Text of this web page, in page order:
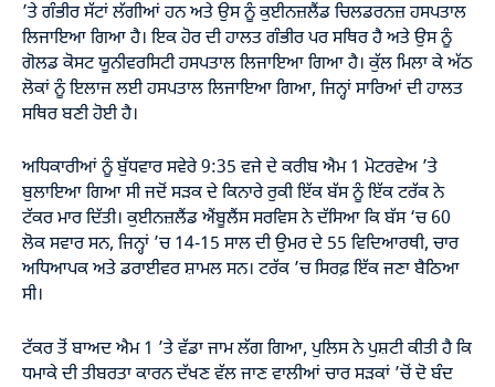
’ਤੇ ਗੰਭੀਰ ਸੱਟਾਂ ਲੱਗੀਆਂ ਹਨ ਅਤੇ ਉਸ ਨੂੰ ਕੁਈਨਜ਼ਲੈਂਡ ਚਿਲਡਰਨਜ਼ ਹਸਪਤਾਲ
ਲਿਜਾਇਆ ਗਿਆ ਹੈ। ਇਕ ਹੋਰ ਦੀ ਹਾਲਤ ਗੰਭੀਰ ਪਰ ਸਥਿਰ ਹੈ ਅਤੇ ਉਸ ਨੂੰ
ਗੋਲਡ ਕੋਸਟ ਯੂਨੀਵਰਸਿਟੀ ਹਸਪਤਾਲ ਲਿਜਾਇਆ ਗਿਆ ਹੈ। ਕੁੱਲ ਮਿਲਾ ਕੇ ਅੱਠ
ਲੋਕਾਂ ਨੂੰ ਇਲਾਜ ਲਈ ਹਸਪਤਾਲ ਲਿਜਾਇਆ ਗਿਆ, ਜਿਨ੍ਹਾਂ ਸਾਰਿਆਂ ਦੀ ਹਾਲਤ
ਸਥਿਰ ਬਣੀ ਹੋਈ ਹੈ।
ਅਧਿਕਾਰੀਆਂ ਨੂੰ ਬੁੱਧਵਾਰ ਸਵੇਰੇ 9:35 ਵਜੇ ਦੇ ਕਰੀਬ ਐਮ 1 ਮੋਟਰਵੇਅ ’ਤੇ
ਬੁਲਾਇਆ ਗਿਆ ਸੀ ਜਦੋਂ ਸੜਕ ਦੇ ਕਿਨਾਰੇ ਰੁਕੀ ਇੱਕ ਬੱਸ ਨੂੰ ਇੱਕ ਟਰੱਕ ਨੇ
ਟੱਕਰ ਮਾਰ ਦਿੱਤੀ। ਕੁਈਨਜ਼ਲੈਂਡ ਐਂਬੂਲੈਂਸ ਸਰਵਿਸ ਨੇ ਦੱਸਿਆ ਕਿ ਬੱਸ ‘ਚ 60
ਲੋਕ ਸਵਾਰ ਸਨ, ਜਿਨ੍ਹਾਂ ’ਚ 14-15 ਸਾਲ ਦੀ ਉਮਰ ਦੇ 55 ਵਿਦਿਆਰਥੀ, ਚਾਰ
ਅਧਿਆਪਕ ਅਤੇ ਡਰਾਈਵਰ ਸ਼ਾਮਲ ਸਨ। ਟਰੱਕ ’ਚ ਸਿਰਫ਼ ਇੱਕ ਜਣਾ ਬੈਠਿਆ
ਸੀ।
ਟੱਕਰ ਤੋਂ ਬਾਅਦ ਐਮ 1 ’ਤੇ ਵੱਡਾ ਜਾਮ ਲੱਗ ਗਿਆ, ਪੁਲਿਸ ਨੇ ਪੁਸ਼ਟੀ ਕੀਤੀ ਹੈ ਕਿ
ਧਮਾਕੇ ਦੀ ਤੀਬਰਤਾ ਕਾਰਨ ਦੱਖਣ ਵੱਲ ਜਾਣ ਵਾਲੀਆਂ ਚਾਰ ਸੜਕਾਂ ’ਚੋਂ ਦੋ ਬੰਦ